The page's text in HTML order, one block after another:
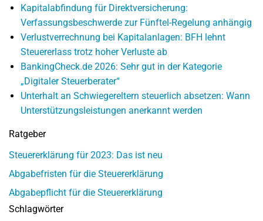
Kapitalabfindung für Direktversicherung:
Verfassungsbeschwerde zur Fünftel-Regelung anhängig
Verlustverrechnung bei Kapitalanlagen: BFH lehnt
Steuererlass trotz hoher Verluste ab
BankingCheck.de 2026: Sehr gut in der Kategorie
„Digitaler Steuerberater“
Unterhalt an Schwiegereltern steuerlich absetzen: Wann
Unterstützungsleistungen anerkannt werden
Ratgeber
Steuererklärung für 2023: Das ist neu
Abgabefristen für die Steuererklärung
Abgabepflicht für die Steuererklärung
Schlagwörter